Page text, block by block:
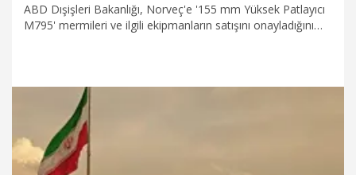
ABD Dışişleri Bakanlığı, Norveç'e '155 mm Yüksek Patlayıcı
M795' mermileri ve ilgili ekipmanların satışını onayladığını
6.08.2026 Dünya